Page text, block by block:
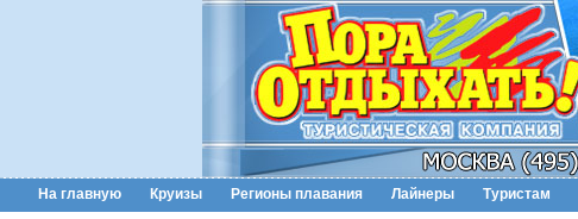
На главную Круизы Регионы плавания Лайнеры Туристам